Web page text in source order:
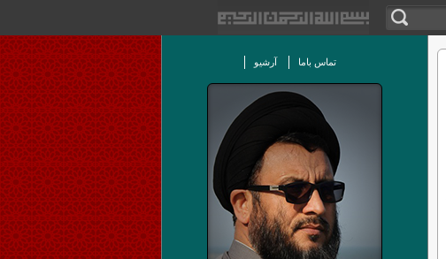
تماس باما آرشیو